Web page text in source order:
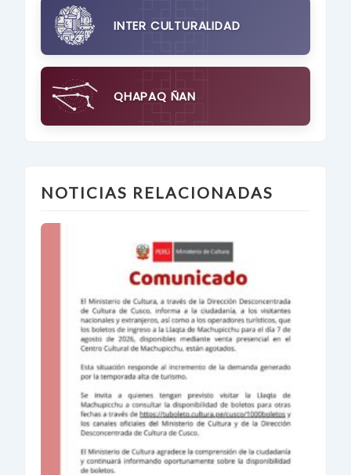
INTER CULTURALIDAD
QHAPAQ ÑAN
NOTICIAS RELACIONADAS